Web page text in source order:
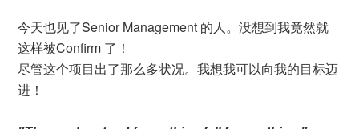
今天也见了Senior Management 的人。没想到我竟然就
这样被Confirm 了！
尽管这个项目出了那么多状况。我想我可以向我的目标迈
进！